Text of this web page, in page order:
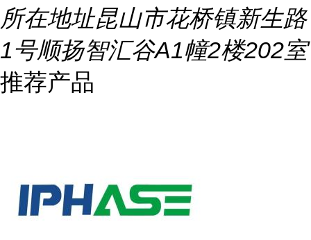
所在地址昆山市花桥镇新生路
1号顺扬智汇谷A1幢2楼202室
推荐产品